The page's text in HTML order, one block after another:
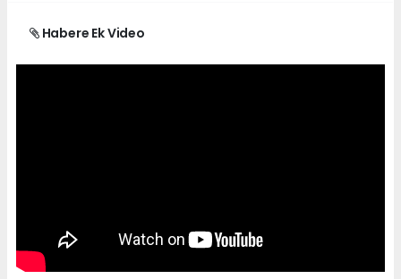
Habere Ek Video